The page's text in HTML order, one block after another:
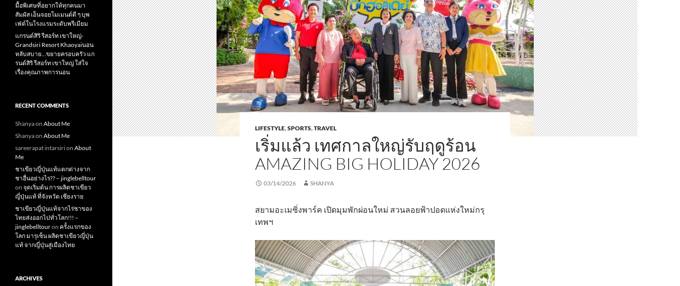
LIFESTYLE,SPORTS,TRAVEL
เริ่มแล้ว เทศกาลใหญ่รับฤดูร้อน
AMAZING BIG HOLIDAY 2026
03/14/2026 SHANYA
สยามอะเมซิ่งพาร์ค เปิดมุมพักผ่อนใหม่ สวนลอยฟ้าปอดแห่งใหม่กรุ
เทพฯ
มื้อพิเศษที่อยากให้ทุกคนมา
สัมผัส เอ็นจอยโมเมนต์ดี ๆ บุพ
เฟ่ต์ในโรงแรมระดับพรีเมียม
แกรนด์สิริ​ รีสอร์ท​ เขาใหญ่​-
Grandsiri​ Resort​ Khaoyaiนอน
หลับสบาย…ขยายครอบครัว แก
รนด์สิริ รีสอร์ท เขาใหญ่ ใส่ใจ
เรื่องคุณภาพการนอน
RECENT COMMENTS
Shanyaon About Me
Shanyaon About Me
sareerapat intarsirion About
Me
ชาเขียวญี่ปุ่นแท้แตกต่างจาก
ชาอื่นอย่างไร?? – jinglebelltour
on จุดเริ่มต้น การผลิตชาเขียว
ญี่ปุ่นแท้ ที่จังหวัด เชียงราย
ชาเขียวญี่ปุ่นแท้จากไร่ชาของ
ไทยส่งออกไปทั่วโลก!!! –
jinglebelltouron ครั้งแรกของ
โลก มารุเซ็น ผลิตชาเขียวญี่ปุ่น
แท้ จากญี่ปุ่นสู่เมืองไทย
ARCHIVES